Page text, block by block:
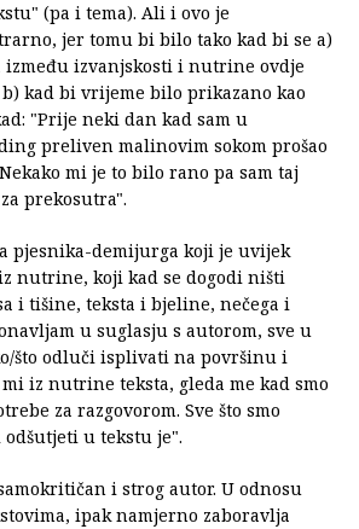
(pa i tema). Ali i ovo je
jer tomu bi bilo tako kad bi se a)
između izvanjskosti i nutrine ovdje
kad bi vrijeme bilo prikazano kao
"Prije neki dan kad sam u
preliven malinovim sokom prošao
mi je to bilo rano pa sam taj
prekosutra".
pjesnika-demijurga koji je uvijek
nutrine, koji kad se dogodi ništi
i tišine, teksta i bjeline, nečega i
u suglasju s autorom, sve u
što odluči isplivati na površinu i
iz nutrine teksta, gleda me kad smo
za razgovorom. Sve što smo
u tekstu je".
i strog autor. U odnosu
ipak namjerno zaboravlja